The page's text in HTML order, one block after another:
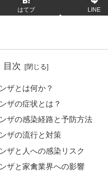
はてブ LINE
目次
ザとは何か？
ザの症状とは？
ザの感染経路と予防方法
ザの流行と対策
ザと人への感染リスク
ザと家禽業界への影響